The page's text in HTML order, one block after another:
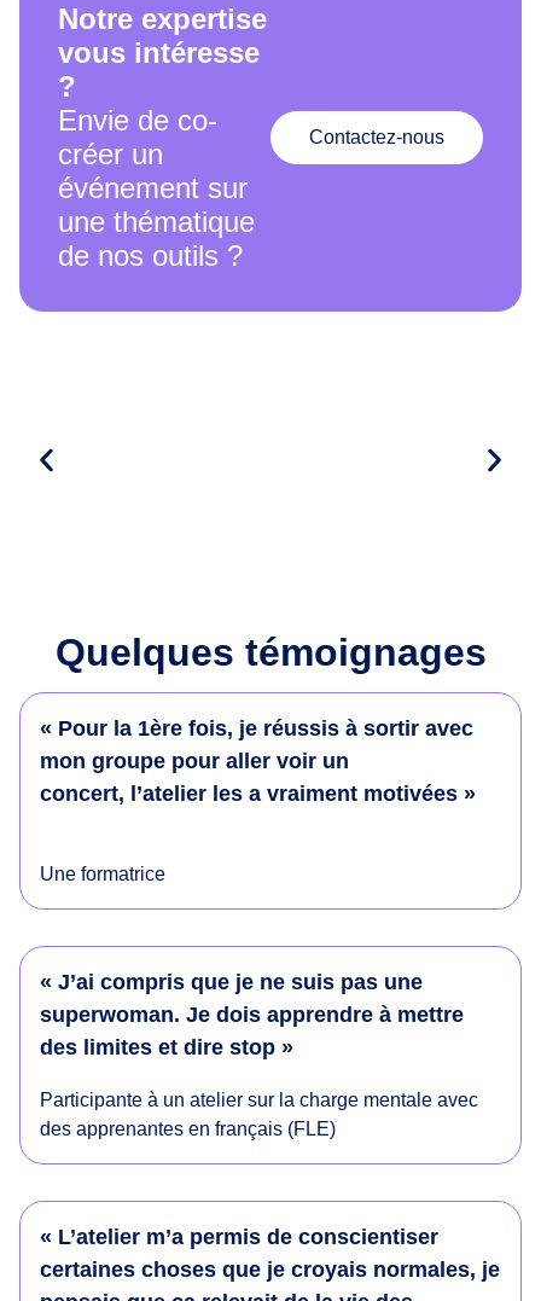
Notre expertise
vous intéresse
?
Envie de co-
créer un
événement sur
une thématique
de nos outils ?
Contactez-nous
Quelques témoignages
« Pour la 1ère fois, je réussis à sortir avec
mon groupe pour aller voir un
concert, l’atelier les a vraiment motivées »
Une formatrice
« J’ai compris que je ne suis pas une
superwoman. Je dois apprendre à mettre
des limites et dire stop »
Participante à un atelier sur la charge mentale avec
des apprenantes en français (FLE)
« L’atelier m’a permis de conscientiser
certaines choses que je croyais normales, je